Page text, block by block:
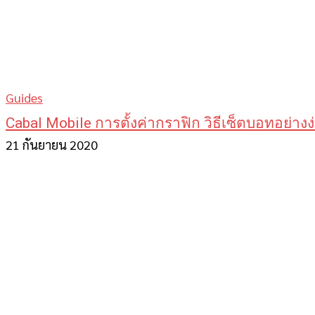
Guides
Cabal Mobile การตั้งค่ากราฟิก วิธีเซ็ตบอทอย่าง
21 กันยายน 2020